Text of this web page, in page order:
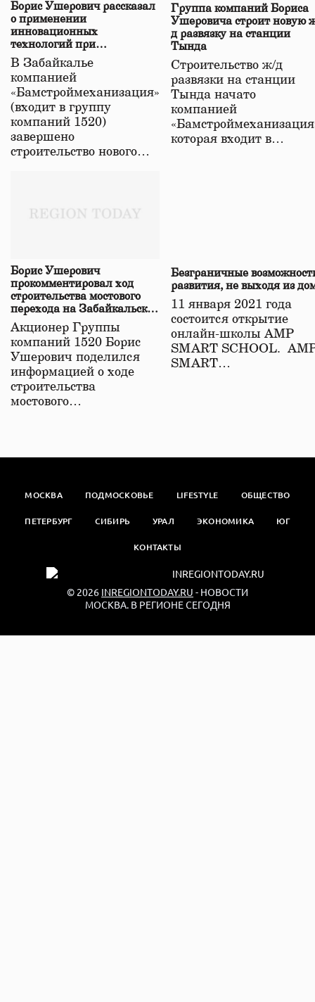
Борис Ушерович рассказал
о применении
инновационных
технологий при
строительстве нового моста
в Забайкалье
В Забайкалье
компанией
«Бамстроймеханизация»
(входит в группу
компаний 1520)
завершено
строительство нового…
Группа компаний Бориса
Ушеровича строит новую
д развязку на станции
Тында
Строительство ж/д
развязки на станции
Тында начато
компанией
которая входит в…
Борис Ушерович
прокомментировал ход
строительства мостового
перехода на Забайкальской
железной дороге
Акционер Группы
компаний 1520 Борис
Ушерович поделился
информацией о ходе
строительства
мостового…
Безграничные
развития, не выходя из
11 января 2021 года
состоится открытие
онлайн-школы АМР
SMART SCHOOL.
SMART…
МОСКВА ПОДМОСКОВЬЕ LIFESTYLE ОБЩЕСТВО
ПЕТЕРБУРГ СИБИРЬ УРАЛ ЭКОНОМИКА ЮГ
КОНТАКТЫ
© 2026 INREGIONTODAY.RU - НОВОСТИ
МОСКВА. В РЕГИОНЕ СЕГОДНЯ